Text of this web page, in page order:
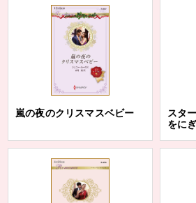
嵐の夜のクリスマスベビー
スタ
をに